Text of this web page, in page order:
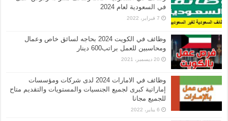
في السعودية لعام 2024
7 فبراير، 2022
وظائف في الكويت 2024 بحاجه لسائق خاص وعمال
ومحاسبين للعمل براتب600 دينار
20 ديسمبر، 2021
وظائف في الامارات 2024 لدى شركات ومؤسسات
إماراتية كبرى لجميع الجنسيات والمستويات والتقديم متاح
للجميع مجانا
6 يناير، 2022